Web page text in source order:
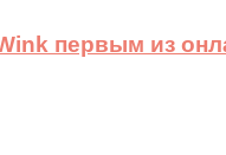
первым из